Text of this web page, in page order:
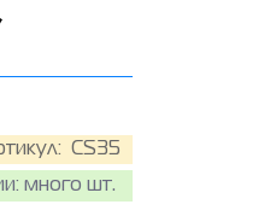
CS35
много шт.